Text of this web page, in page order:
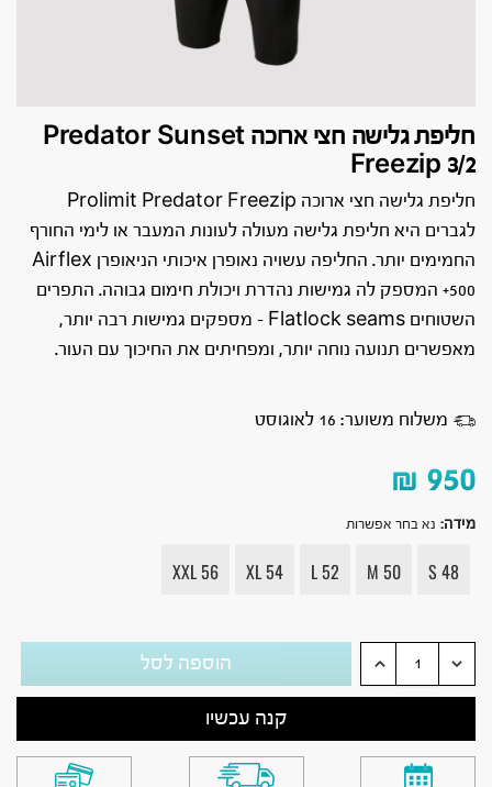
חליפת גלישה חצי ארוכה Predator Sunset
Freezip 3/2
חליפת גלישה חצי ארוכה Prolimit Predator Freezip
לגברים היא חליפת גלישה מעולה לעונות המעבר או לימי החורף
החמימים יותר. החליפה עשויה נאופרן איכותי הניאופרן Airflex
500+ המספק לה גמישות נהדרת ויכולת חימום גבוהה. התפרים
השטוחים Flatlock seams – מספקים גמישות רבה יותר,
מאפשרים תנועה נוחה יותר, ומפחיתים את החיכוך עם העור.
משלוח משוער: 16 לאוגוסט
₪ 950
מידה: נא בחר אפשרות
S 48
M 50
L 52
XL 54
XXL 56
הוספה לסל
קנה עכשיו